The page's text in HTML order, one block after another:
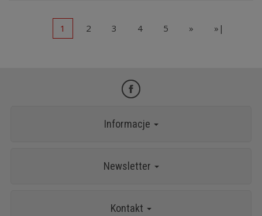
1 2 3 4 5 » »|
Informacje
Newsletter
Kontakt